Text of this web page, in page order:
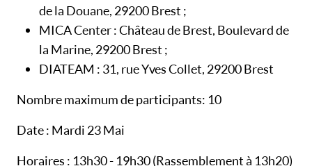
de la Douane, 29200 Brest ;
MICA Center : Château de Brest, Boulevard de
la Marine, 29200 Brest ;
DIATEAM : 31, rue Yves Collet, 29200 Brest
Nombre maximum de participants: 10
Date : Mardi 23 Mai
Horaires : 13h30 - 19h30 (Rassemblement à 13h20)